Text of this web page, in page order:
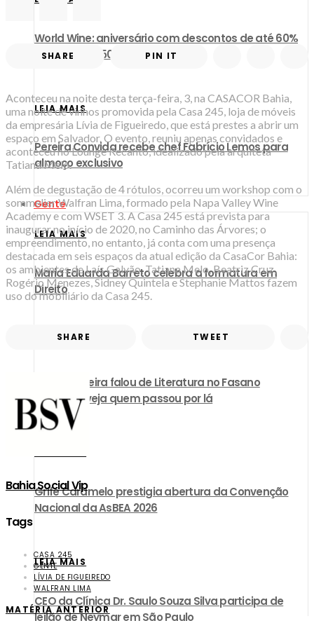
World Wine: aniversário com descontos de até 60%
em mais de 150 rótulos
LEIA MAIS
Pereira Convida recebe chef Fabrício Lemos para
almoço exclusivo
Gente
LEIA MAIS
Maria Eduarda Barreto celebra a formatura em
Direito
LEIA MAIS
Carla Madeira falou de Literatura no Fasano
Salvador; veja quem passou por lá
Grife Caramelo prestigia abertura da Convenção
Nacional da AsBEA 2026
LEIA MAIS
CEO da Clínica Dr. Saulo Souza Silva participa de
leilão de Neymar em São Paulo
SHARE PIN IT
Aconteceu na noite desta terça-feira, 3, na CASACOR Bahia,
uma noite de vinhos promovida pela Casa 245, loja de móveis
da empresária Lívia de Figueiredo, que está prestes a abrir um
espaço em Salvador. O evento, reuniu apenas convidados e
aconteceu no Lounge Recanto, idealizado pela arquiteta
Tatiana Melo.
Além de degustação de 4 rótulos, ocorreu um workshop com o
sommelier Walfran Lima, formado pela Napa Valley Wine
Academy e com WSET 3. A Casa 245 está prevista para
inaugurar no início de 2020, no Caminho das Árvores; o
empreendimento, no entanto, já conta com uma presença
destacada em seis espaços da atual edição da CasaCor Bahia:
os ambientes de Laís Galvão, Tatiana Melo, Beatriz Cruz,
Rogério Menezes, Sidney Quintela e Stephanie Mattos fazem
uso do mobiliário da Casa 245.
SHARE TWEET
Bahia Social Vip
Tags
CASA 245
GENTE
LÍVIA DE FIGUEIREDO
WALFRAN LIMA
MATÉRIA ANTERIOR